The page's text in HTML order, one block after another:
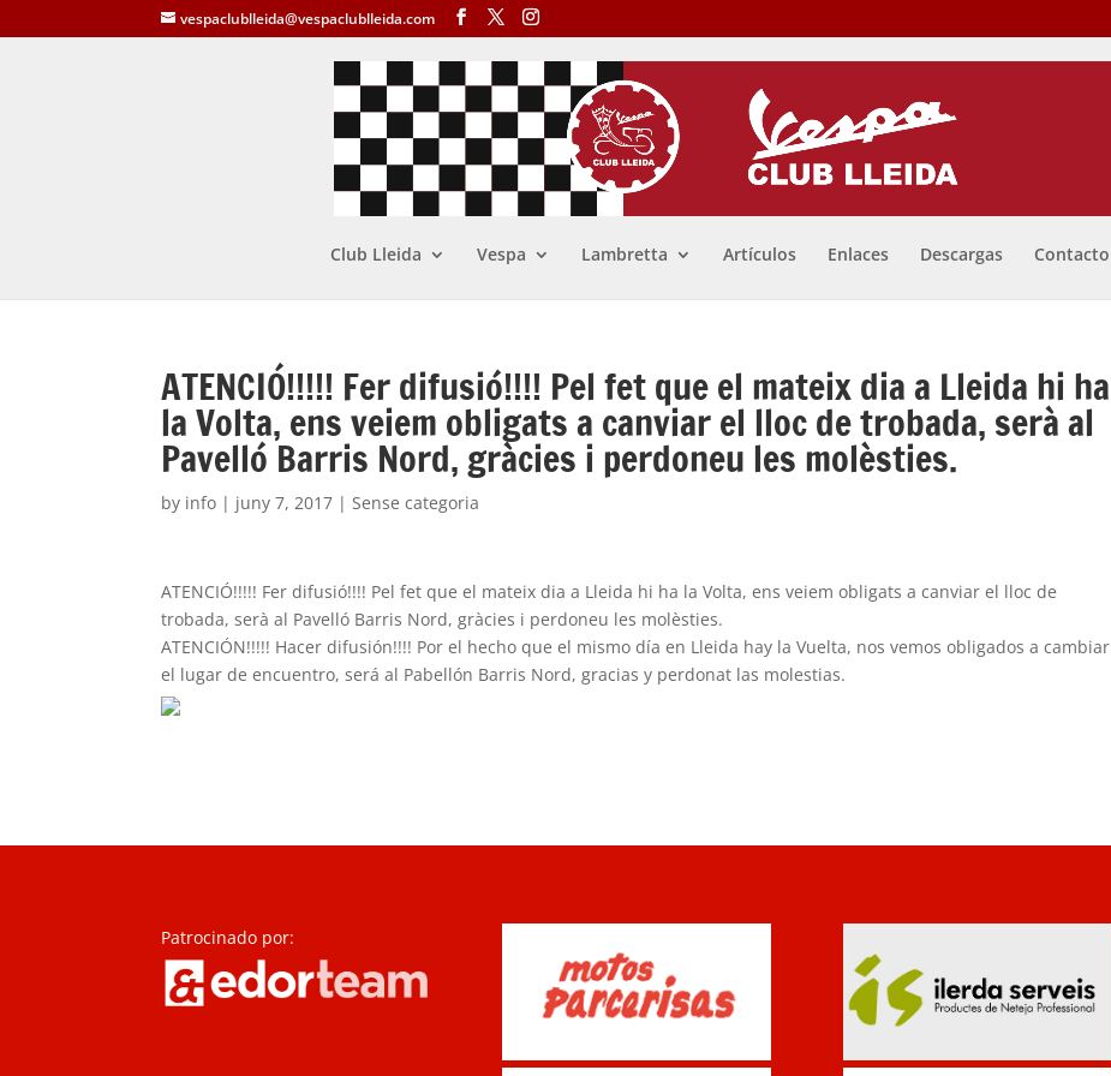
vespaclublleida@vespaclublleida.com
Club Lleida Vespa Lambretta Artículos Enlaces Descargas Contacto
ATENCIÓ!!!!! Fer difusió!!!! Pel fet que el mateix dia a Lleida hi ha
la Volta, ens veiem obligats a canviar el lloc de trobada, serà al
Pavelló Barris Nord, gràcies i perdoneu les molèsties.
by info | juny 7, 2017 | Sense categoria
ATENCIÓ!!!!! Fer difusió!!!! Pel fet que el mateix dia a Lleida hi ha la Volta, ens veiem obligats a canviar el lloc de
trobada, serà al Pavelló Barris Nord, gràcies i perdoneu les molèsties.
ATENCIÓN!!!!! Hacer difusión!!!! Por el hecho que el mismo día en Lleida hay la Vuelta, nos vemos obligados a cambiar
el lugar de encuentro, será al Pabellón Barris Nord, gracias y perdonat las molestias.
Patrocinado por: